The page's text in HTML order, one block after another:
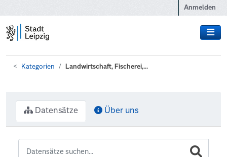
Anmelden
Kategorien Landwirtschaft, Fischerei,...
Datensätze Über uns